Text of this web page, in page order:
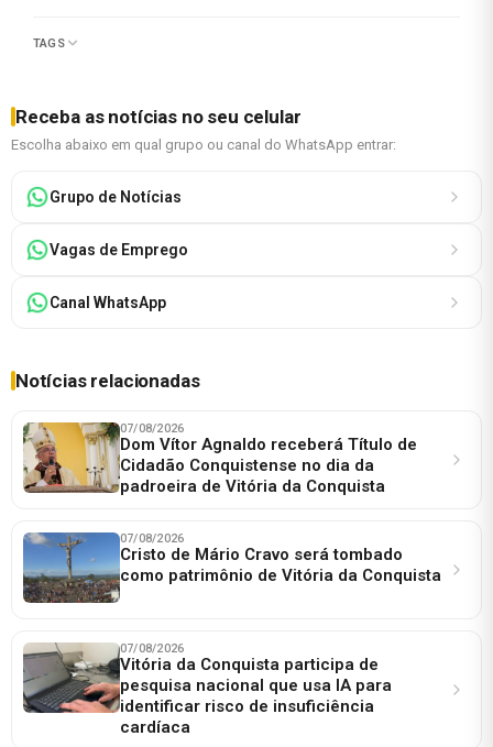
TAGS
Receba as notícias no seu celular
Escolha abaixo em qual grupo ou canal do WhatsApp entrar:
Grupo de Notícias
Vagas de Emprego
Canal WhatsApp
Notícias relacionadas
07/08/2026
Dom Vítor Agnaldo receberá Título de
Cidadão Conquistense no dia da
padroeira de Vitória da Conquista
07/08/2026
Cristo de Mário Cravo será tombado
como patrimônio de Vitória da Conquista
07/08/2026
Vitória da Conquista participa de
pesquisa nacional que usa IA para
identificar risco de insuficiência
cardíaca